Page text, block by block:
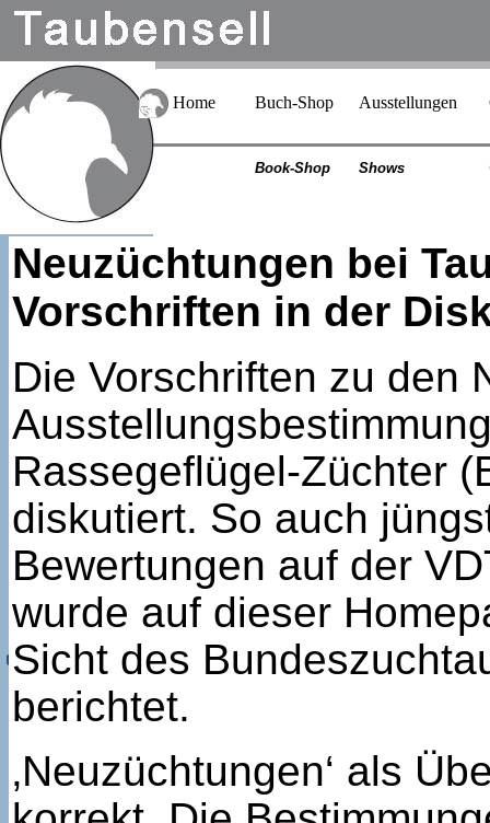
Home Buch-Shop Ausstellungen
Book-Shop Shows
Neuzüchtungen bei
Vorschriften in der
Die Vorschriften zu den
Rassegeflügel-Züchter
diskutiert. So auch
Bewertungen auf der
wurde auf dieser
Sicht des
berichtet.
‚Neuzüchtungen‘ als